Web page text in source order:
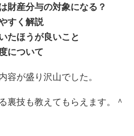
財産分与の対象になる？
すく解説
たほうが良いこと
について
容が盛り沢山でした。
裏技も教えてもらえます。＾